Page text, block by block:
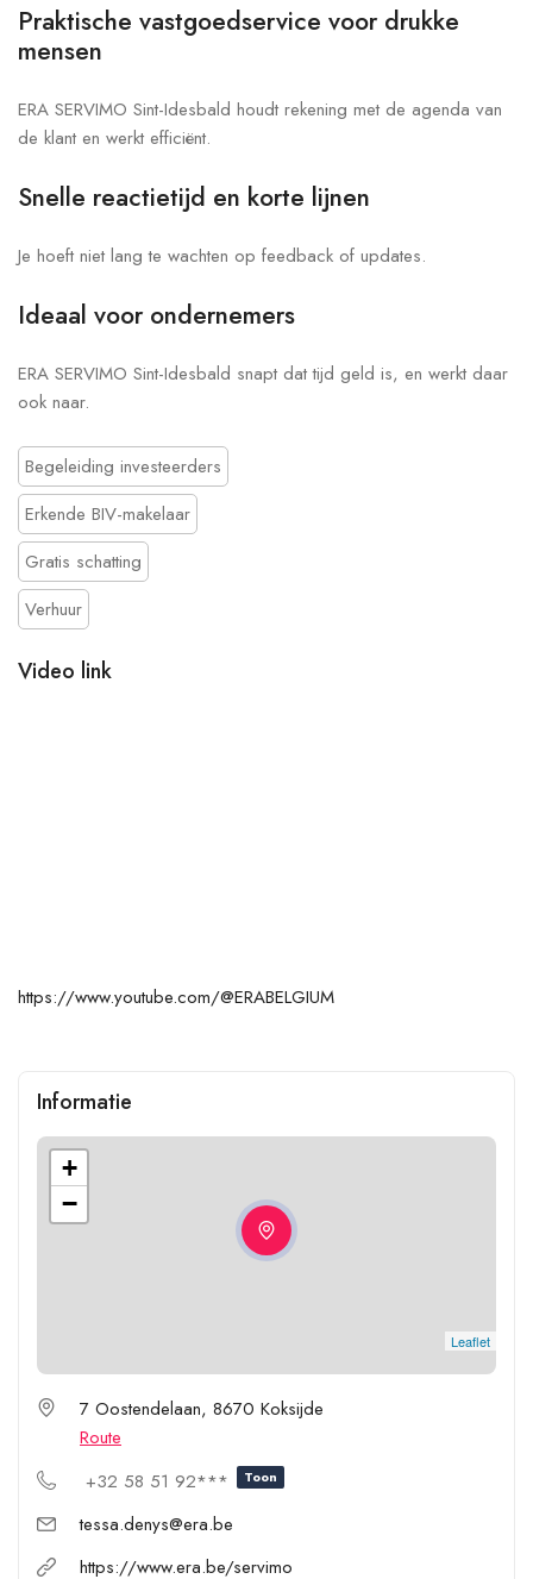
Praktische vastgoedservice voor drukke
mensen
ERA SERVIMO Sint-Idesbald houdt rekening met de agenda van
de klant en werkt efficiënt.
Snelle reactietijd en korte lijnen
Je hoeft niet lang te wachten op feedback of updates.
Ideaal voor ondernemers
ERA SERVIMO Sint-Idesbald snapt dat tijd geld is, en werkt daar
ook naar.
Begeleiding investeerders
Erkende BIV-makelaar
Gratis schatting
Verhuur
Video link
https://www.youtube.com/@ERABELGIUM
Informatie
+
−
Leaflet
7 Oostendelaan, 8670 Koksijde
Route
+32 58 51 92***
Toon
tessa.denys@era.be
https://www.era.be/servimo